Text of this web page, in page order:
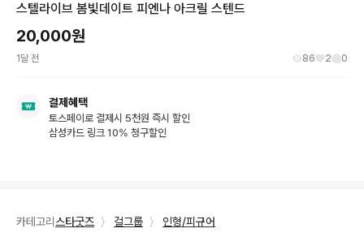
스텔라이브 봄빛데이트 피엔나 아크릴 스텐드
20,000원
1달 전 86 2 0
결제혜택
토스페이로 결제시 5천원 즉시 할인
삼성카드 링크 10% 청구할인
카테고리 스타굿즈 〉 걸그룹 〉
인형/피규어